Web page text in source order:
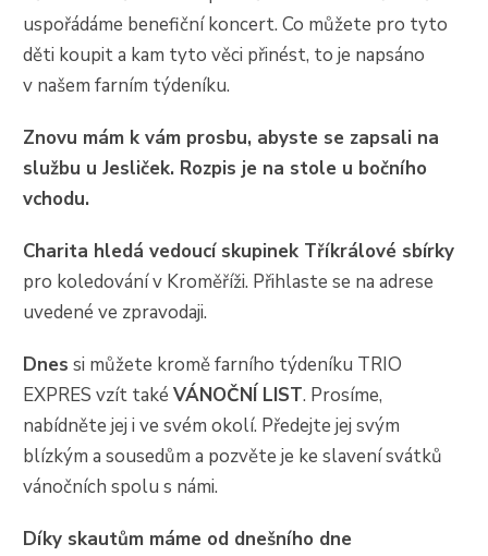
uspořádáme benefiční koncert. Co můžete pro tyto
děti koupit a kam tyto věci přinést, to je napsáno
v našem farním týdeníku.
Znovu mám k vám prosbu, abyste se zapsali na
službu u Jesliček. Rozpis je na stole u bočního
vchodu.
Charita hledá vedoucí skupinek Tříkrálové sbírky
pro koledování v Kroměříži. Přihlaste se na adrese
uvedené ve zpravodaji.
Dnes si můžete kromě farního týdeníku TRIO
EXPRES vzít takéVÁNOČNÍ LIST. Prosíme,
nabídněte jej i ve svém okolí. Předejte jej svým
blízkým a sousedům a pozvěte je ke slavení svátků
vánočních spolu s námi.
Díky skautům máme od dnešního dne